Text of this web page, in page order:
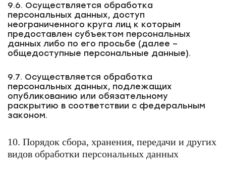
9.6. Осуществляется обработка
персональных данных, доступ
неограниченного круга лиц к которым
предоставлен субъектом персональных
данных либо по его просьбе (далее –
общедоступные персональные данные).
9.7. Осуществляется обработка
персональных данных, подлежащих
опубликованию или обязательному
раскрытию в соответствии с федеральным
законом.
10. Порядок сбора, хранения, передачи и других
видов обработки персональных данных